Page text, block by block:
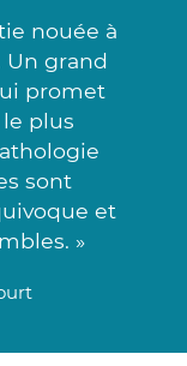
nouée à
Un grand
promet
plus
sont
et
»